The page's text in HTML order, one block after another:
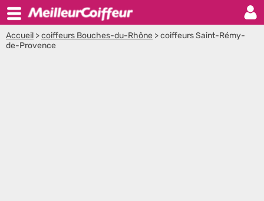
Accueil >coiffeurs Bouches-du-Rhône >coiffeurs Saint-Rémy-
de-Provence